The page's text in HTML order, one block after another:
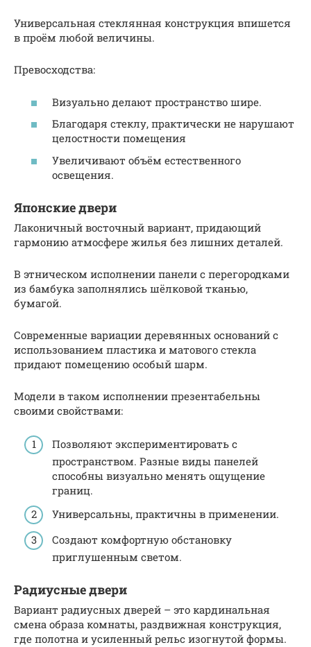
Универсальная стеклянная конструкция впишется
в проём любой величины.
Превосходства:
Визуально делают пространство шире.
Благодаря стеклу, практически не нарушают
целостности помещения
Увеличивают объём естественного
освещения.
Японские двери
Лаконичный восточный вариант, придающий
гармонию атмосфере жилья без лишних деталей.
В этническом исполнении панели с перегородками
из бамбука заполнялись шёлковой тканью,
бумагой.
Современные вариации деревянных оснований с
использованием пластика и матового стекла
придают помещению особый шарм.
Модели в таком исполнении презентабельны
своими свойствами:
Позволяют экспериментировать с
пространством. Разные виды панелей
способны визуально менять ощущение
границ.
Универсальны, практичны в применении.
Создают комфортную обстановку
приглушенным светом.
Радиусные двери
Вариант радиусных дверей – это кардинальная
смена образа комнаты, раздвижная конструкция,
где полотна и усиленный рельс изогнутой формы.